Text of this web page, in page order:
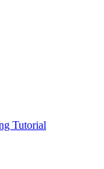
Tutorial